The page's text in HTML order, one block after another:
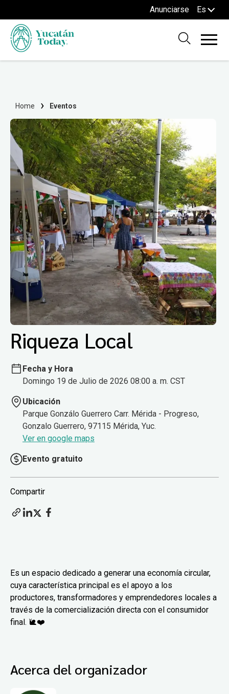
Anunciarse Es
Home Eventos
Riqueza Local
Fecha y Hora
Domingo 19 de Julio de 2026 08:00 a. m. CST
Ubicación
Parque Gonzálo Guerrero Carr. Mérida - Progreso,
Gonzalo Guerrero, 97115 Mérida, Yuc.
Ver en google maps
Evento gratuito
Compartir
Es un espacio dedicado a generar una economía circular,
cuya característica principal es el apoyo a los
productores, transformadores y emprendedores locales a
través de la comercialización directa con el consumidor
final. 🐌❤️
Acerca del organizador